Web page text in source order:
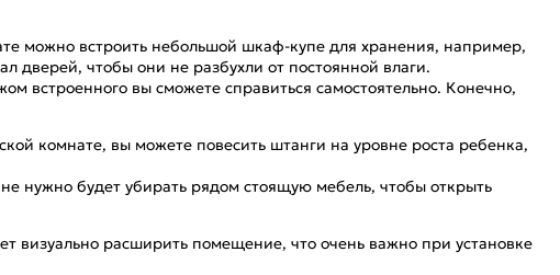
можно встроить небольшой шкаф-купе для хранения, например,
дверей, чтобы они не разбухли от постоянной влаги.
встроенного вы сможете справиться самостоятельно. Конечно,
комнате, вы можете повесить штанги на уровне роста ребенка,
нужно будет убирать рядом стоящую мебель, чтобы открыть
визуально расширить помещение, что очень важно при установке